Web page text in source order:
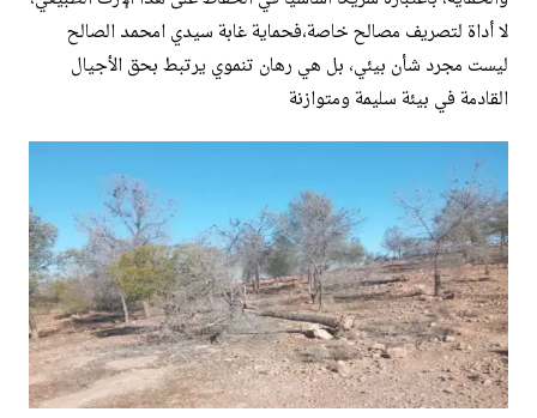
لا أداة لتصريف مصالح خاصة،فحماية غابة سيدي امحمد الصالح
ليست مجرد شأن بيئي، بل هي رهان تنموي يرتبط بحق الأجيال
القادمة في بيئة سليمة ومتوازنة